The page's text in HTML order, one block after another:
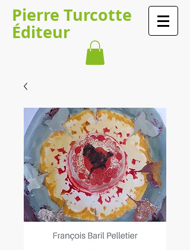
Pierre Turcotte
Éditeur